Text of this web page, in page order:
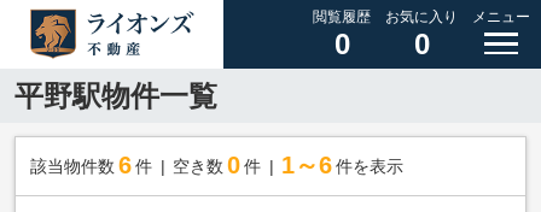
閲覧履歴
0
お気に入り
0
メニュー
平野駅物件一覧
該当物件数 6件 空き数 0 件 1～6 件を表示